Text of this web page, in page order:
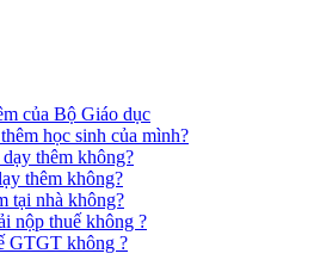
của Bộ Giáo dục
học sinh của mình?
thêm không?
thêm không?
tại nhà không?
nộp thuế không ?
GTGT không ?